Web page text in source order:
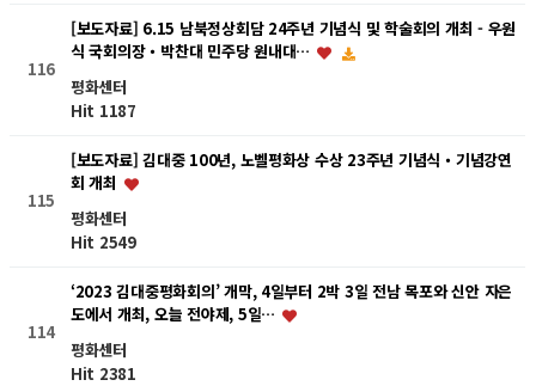
116
[보도자료] 6.15 남북정상회담 24주년 기념식 및 학술회의 개최 - 우원
식 국회의장・박찬대 민주당 원내대…
평화센터
Hit 1187
115
[보도자료] 김대중 100년, 노벨평화상 수상 23주년 기념식・기념강연
회 개최
평화센터
Hit 2549
114
‘2023 김대중평화회의’ 개막, 4일부터 2박 3일 전남 목포와 신안 자은
도에서 개최, 오늘 전야제, 5일…
평화센터
Hit 2381